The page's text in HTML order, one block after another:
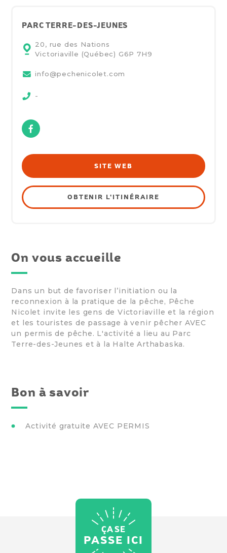
PARC TERRE-DES-JEUNES
20, rue des Nations
Victoriaville (Québec) G6P 7H9
info@pechenicolet.com
-
Facebook
SITE WEB
OBTENIR L'ITINÉRAIRE
On vous accueille
Dans un but de favoriser l’initiation ou la
reconnexion à la pratique de la pêche, Pêche
Nicolet invite les gens de Victoriaville et la région
et les touristes de passage à venir pêcher AVEC
un permis de pêche. L'activité a lieu au Parc
Terre-des-Jeunes et à la Halte Arthabaska.
Bon à savoir
Activité gratuite AVEC PERMIS
ÇA SE
PASSE ICI